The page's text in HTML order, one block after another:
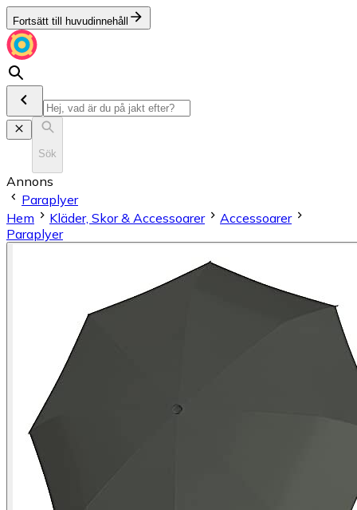
Fortsätt till huvudinnehåll
Sök
Annons
Paraplyer
Hem
Kläder, Skor & Accessoarer
Accessoarer
Paraplyer